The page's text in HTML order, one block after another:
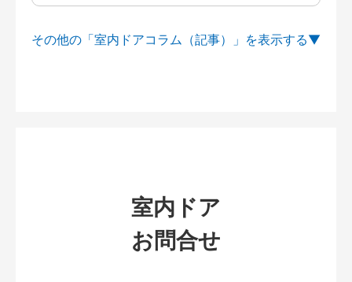
その他の「室内ドアコラム（記事）」を
室内ドア
お問合せ